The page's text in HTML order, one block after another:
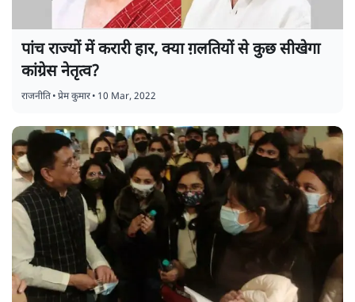
पांच राज्यों में करारी हार, क्या ग़लतियों से कुछ सीखेगा
कांग्रेस नेतृत्व?
राजनीति•प्रेम कुमार• 10 Mar, 2022